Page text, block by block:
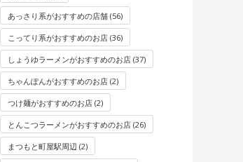
あっさり系がおすすめの店舗 (56)
こってり系がおすすめのお店 (36)
しょうゆラーメンがおすすめのお店 (37)
ちゃんぽんがおすすめのお店 (2)
つけ麺がおすすめのお店 (2)
とんこつラーメンがおすすめのお店 (26)
まつもと町屋駅周辺 (2)